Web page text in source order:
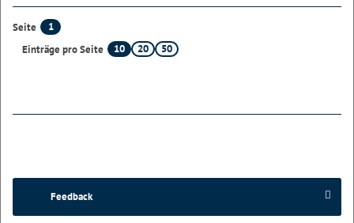
Seite
1
Einträge pro Seite
10 20 50
Feedback